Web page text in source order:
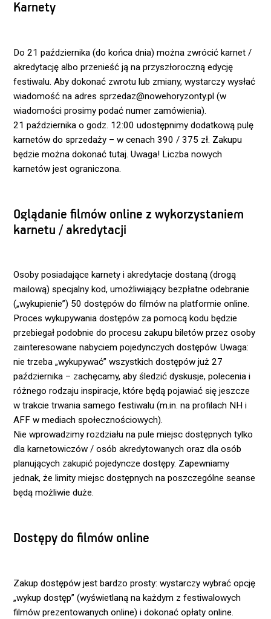
Karnety
Do 21 października (do końca dnia) można zwrócić karnet /
akredytację albo przenieść ją na przyszłoroczną edycję
festiwalu. Aby dokonać zwrotu lub zmiany, wystarczy wysłać
wiadomość na adres sprzedaz@nowehoryzonty.pl (w
wiadomości prosimy podać numer zamówienia).
21 października o godz. 12:00 udostępnimy dodatkową pulę
karnetów do sprzedaży – w cenach 390 / 375 zł. Zakupu
będzie można dokonać tutaj. Uwaga! Liczba nowych
karnetów jest ograniczona.
Oglądanie filmów online z wykorzystaniem
karnetu / akredytacji
Osoby posiadające karnety i akredytacje dostaną (drogą
mailową) specjalny kod, umożliwiający bezpłatne odebranie
(„wykupienie”) 50 dostępów do filmów na platformie online.
Proces wykupywania dostępów za pomocą kodu będzie
przebiegał podobnie do procesu zakupu biletów przez osoby
zainteresowane nabyciem pojedynczych dostępów. Uwaga:
nie trzeba „wykupywać” wszystkich dostępów już 27
października – zachęcamy, aby śledzić dyskusje, polecenia i
różnego rodzaju inspiracje, które będą pojawiać się jeszcze
w trakcie trwania samego festiwalu (m.in. na profilach NH i
AFF w mediach społecznościowych).
Nie wprowadzimy rozdziału na pule miejsc dostępnych tylko
dla karnetowiczów / osób akredytowanych oraz dla osób
planujących zakupić pojedyncze dostępy. Zapewniamy
jednak, że limity miejsc dostępnych na poszczególne seanse
będą możliwie duże.
Dostępy do filmów online
Zakup dostępów jest bardzo prosty: wystarczy wybrać opcję
„wykup dostęp” (wyświetlaną na każdym z festiwalowych
filmów prezentowanych online) i dokonać opłaty online.